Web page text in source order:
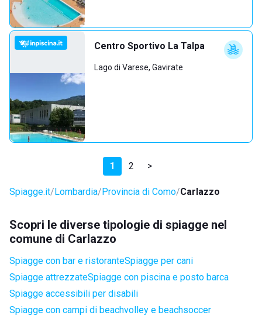
Centro Sportivo La Talpa
Lago di Varese, Gavirate
1 2 >
Spiagge.it Lombardia Provincia di Como Carlazzo
Scopri le diverse tipologie di spiagge nel
comune di Carlazzo
Spiagge con bar e ristoranteSpiagge per cani
Spiagge attrezzateSpiagge con piscina e posto barca
Spiagge accessibili per disabili
Spiagge con campi di beachvolley e beachsoccer